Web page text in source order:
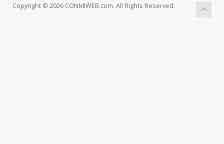
Copyright © 2026 CONMIWEB.com. All Rights Reserved.